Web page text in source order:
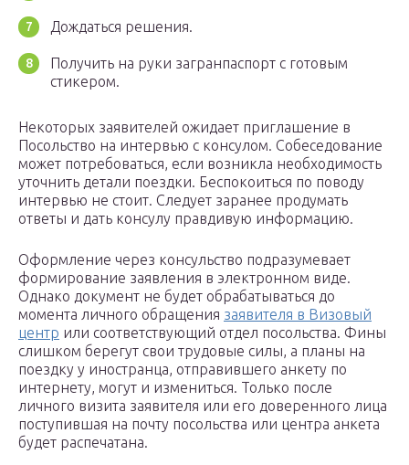
Дождаться решения.
Получить на руки загранпаспорт с готовым
стикером.
Некоторых заявителей ожидает приглашение в
Посольство на интервью с консулом. Собеседование
может потребоваться, если возникла необходимость
уточнить детали поездки. Беспокоиться по поводу
интервью не стоит. Следует заранее продумать
ответы и дать консулу правдивую информацию.
Оформление через консульство подразумевает
формирование заявления в электронном виде.
Однако документ не будет обрабатываться до
момента личного обращения заявителя в Визовый
центр или соответствующий отдел посольства. Фины
слишком берегут свои трудовые силы, а планы на
поездку у иностранца, отправившего анкету по
интернету, могут и измениться. Только после
личного визита заявителя или его доверенного лица
поступившая на почту посольства или центра анкета
будет распечатана.